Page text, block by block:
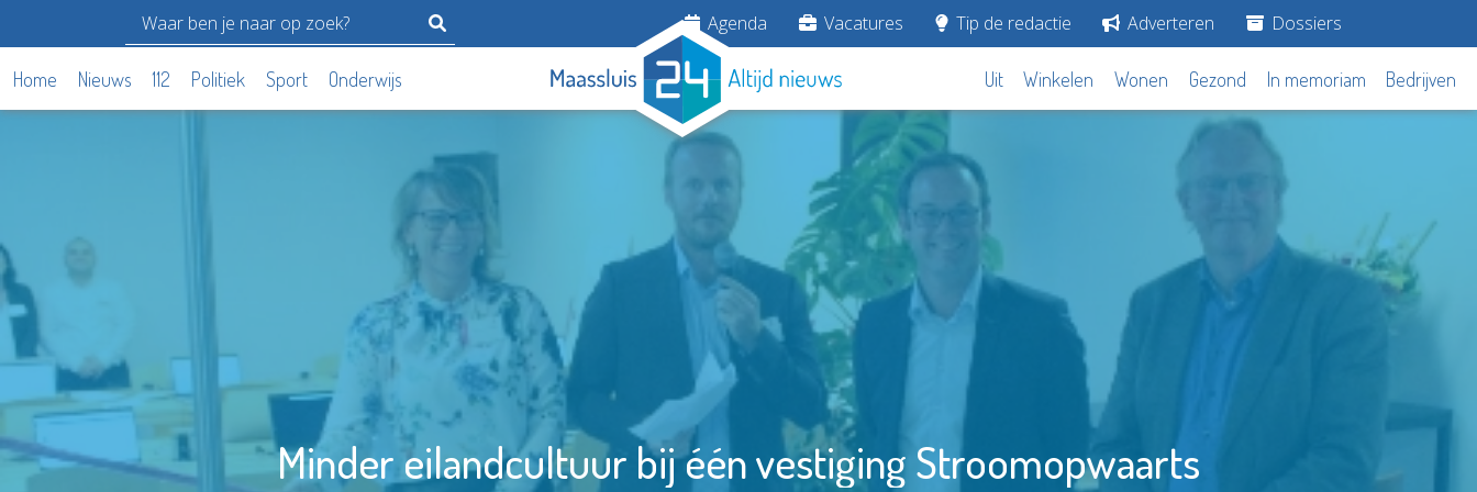
Agenda Vacatures Tip de redactie Adverteren Dossiers
Home Nieuws 112 Politiek Sport Onderwijs Uit Winkelen Wonen Gezond In memoriam Bedrijven
Minder eilandcultuur bij één vestiging Stroomopwaarts